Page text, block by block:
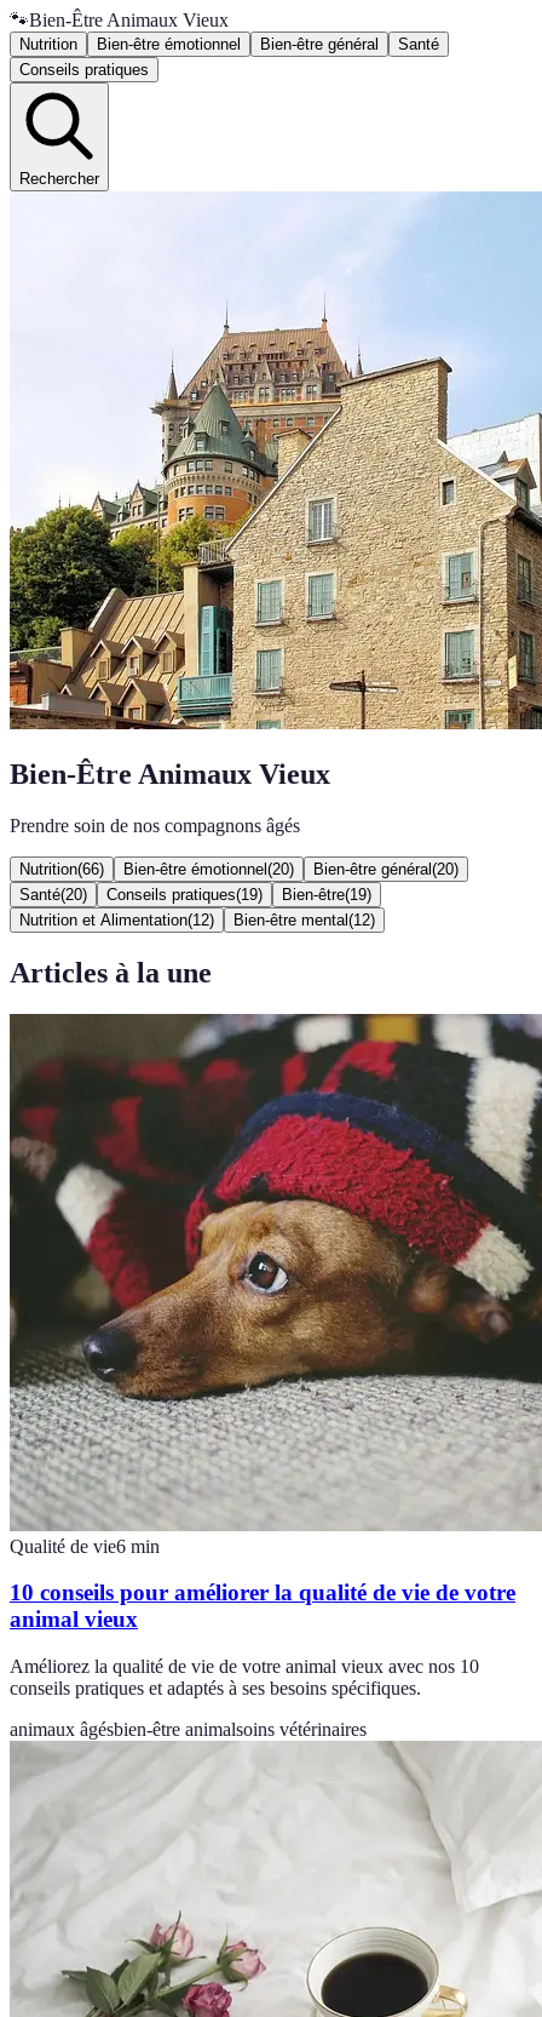
🐾Bien-Être Animaux Vieux
Nutrition Bien-être émotionnel Bien-être général
Santé
Conseils pratiques
Rechercher
Bien-Être Animaux Vieux
Prendre soin de nos compagnons âgés
Nutrition(66) Bien-être émotionnel (20) Bien-être général (20)
Santé(20) Conseils pratiques(19) Bien-être(19)
Nutrition et Alimentation(12) Bien-être mental (12)
Articles à la une
Qualité de vie6 min
10 conseils pour améliorer la qualité de vie de votre
animal vieux
Améliorez la qualité de vie de votre animal vieux avec nos 10
conseils pratiques et adaptés à ses besoins spécifiques.
animaux âgésbien-être animalsoins vétérinaires